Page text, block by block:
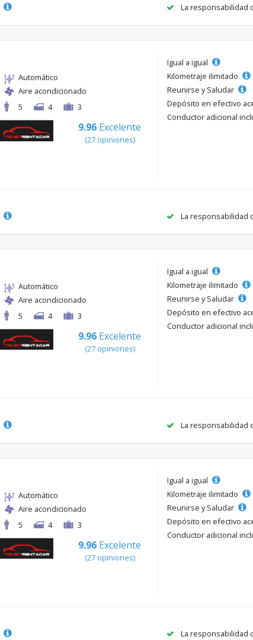
La responsabilidad
Automático
Aire acondicionado
5
4 3
9.96 Excelente
(27 opiniones)
Igual a igual
Kilometraje ilimitado
Reunirse y Saludar
Depósito en efectivo
Conductor adicional
La responsabilidad
Automático
Aire acondicionado
5
4 3
9.96 Excelente
(27 opiniones)
Igual a igual
Kilometraje ilimitado
Reunirse y Saludar
Depósito en efectivo
Conductor adicional
La responsabilidad
Automático
Aire acondicionado
5
4 3
9.96 Excelente
(27 opiniones)
Igual a igual
Kilometraje ilimitado
Reunirse y Saludar
Depósito en efectivo
Conductor adicional
La responsabilidad